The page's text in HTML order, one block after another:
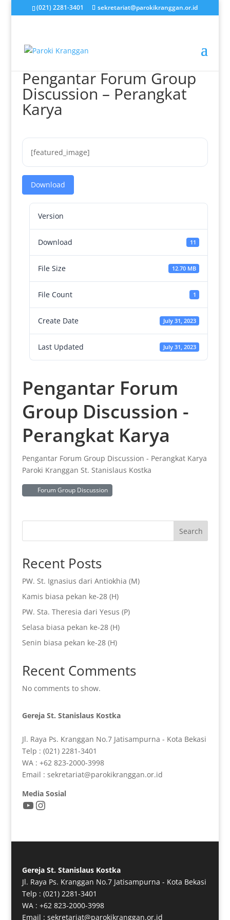
(021) 2281-3401 sekretariat@parokikranggan.or.id
Pengantar Forum Group
Discussion – Perangkat
Karya
[featured_image]
Download
Version
Download 11
File Size 12.70 MB
File Count 1
Create Date July 31, 2023
Last Updated July 31, 2023
Pengantar Forum
Group Discussion -
Perangkat Karya
Pengantar Forum Group Discussion - Perangkat Karya
Paroki Kranggan St. Stanislaus Kostka
Forum Group Discussion
Search
Recent Posts
PW. St. Ignasius dari Antiokhia (M)
Kamis biasa pekan ke-28 (H)
PW. Sta. Theresia dari Yesus (P)
Selasa biasa pekan ke-28 (H)
Senin biasa pekan ke-28 (H)
Recent Comments
No comments to show.
Gereja St. Stanislaus Kostka
Jl. Raya Ps. Kranggan No.7 Jatisampurna - Kota Bekasi
Telp : (021) 2281-3401
WA : +62 823-2000-3998
Email : sekretariat@parokikranggan.or.id
Media Sosial
YouTube
Instagram
Gereja St. Stanislaus Kostka
Jl. Raya Ps. Kranggan No.7 Jatisampurna - Kota Bekasi
Telp : (021) 2281-3401
WA : +62 823-2000-3998
Email : sekretariat@parokikranggan.or.id